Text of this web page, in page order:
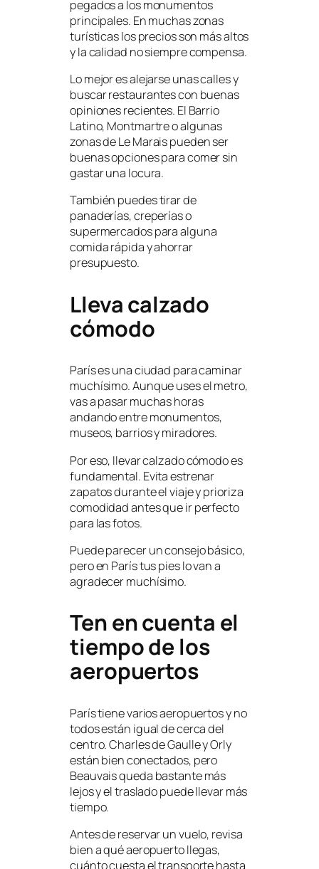
pegados a los monumentos
principales. En muchas zonas
turísticas los precios son más altos
y la calidad no siempre compensa.
Lo mejor es alejarse unas calles y
buscar restaurantes con buenas
opiniones recientes. El Barrio
Latino, Montmartre o algunas
zonas de Le Marais pueden ser
buenas opciones para comer sin
gastar una locura.
También puedes tirar de
panaderías, creperías o
supermercados para alguna
comida rápida y ahorrar
presupuesto.
Lleva calzado
cómodo
París es una ciudad para caminar
muchísimo. Aunque uses el metro,
vas a pasar muchas horas
andando entre monumentos,
museos, barrios y miradores.
Por eso, llevar calzado cómodo es
fundamental. Evita estrenar
zapatos durante el viaje y prioriza
comodidad antes que ir perfecto
para las fotos.
Puede parecer un consejo básico,
pero en París tus pies lo van a
agradecer muchísimo.
Ten en cuenta el
tiempo de los
aeropuertos
París tiene varios aeropuertos y no
todos están igual de cerca del
centro. Charles de Gaulle y Orly
están bien conectados, pero
Beauvais queda bastante más
lejos y el traslado puede llevar más
tiempo.
Antes de reservar un vuelo, revisa
bien a qué aeropuerto llegas,
cuánto cuesta el transporte hasta